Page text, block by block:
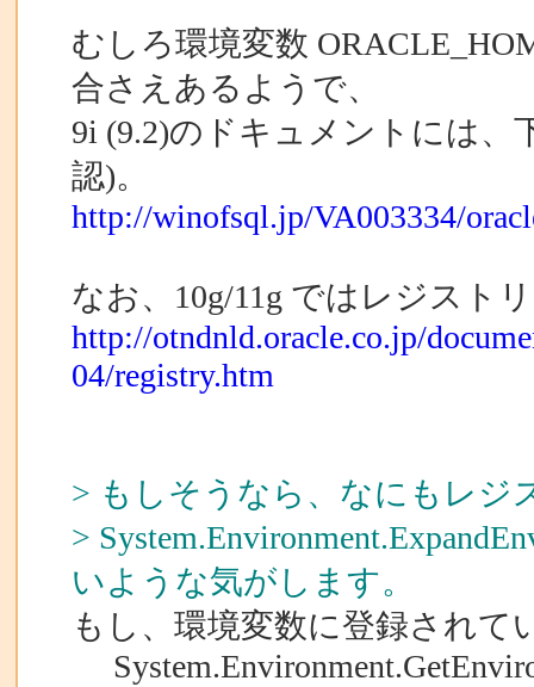
むしろ環境変数
合さえあるようで、
9i (9.2)のドキュメントには、
認)。
http://winofsql.jp/VA003334/
なお、10g/11g ではレジスト
http://otndnld.oracle.co.jp/
04/registry.htm
> もしそうなら、なにもレジ
>
いような気がします。
もし、環境変数に登録され